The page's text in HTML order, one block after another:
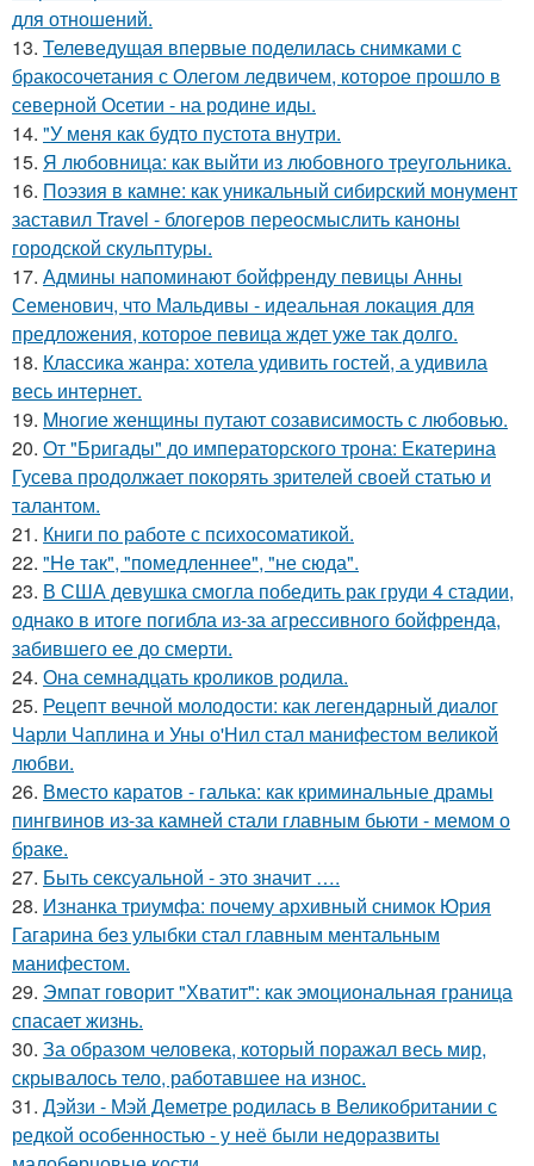
для отношений.
13. Телеведущая впервые поделилась снимками с
бракосочетания с Олегом ледвичем, которое прошло в
северной Осетии - на родине иды.
14. "У меня как будто пустота внутри.
15. Я любовница: как выйти из любовного треугольника.
16. Поэзия в камне: как уникальный сибирский монумент
заставил Travel - блогеров переосмыслить каноны
городской скульптуры.
17. Админы напоминают бойфренду певицы Анны
Семенович, что Мальдивы - идеальная локация для
предложения, которое певица ждет уже так долго.
18. Классика жанра: хотела удивить гостей, а удивила
весь интернет.
19. Mнoгие женщины путают созависимость с любовью.
20. От "Бригады" до императорского трона: Екатерина
Гусева продолжает покорять зрителей своей статью и
талантом.
21. Книги по работе с психосоматикой.
22. "He так", "помедленнее", "не сюда".
23. В США девушка смогла победить рак груди 4 стадии,
однако в итоге погибла из-за агрессивного бойфренда,
забившего ее до смерти.
24. Она семнадцать кроликов родила.
25. Рецепт вечной молодости: как легендарный диалог
Чарли Чаплина и Уны о'Нил стал манифестом великой
любви.
26. Вместо каратов - галька: как криминальные драмы
пингвинов из-за камней стали главным бьюти - мемом о
браке.
27. Быть сексуальной - это значит ….
28. Изнанка триумфа: почему архивный снимок Юрия
Гагарина без улыбки стал главным ментальным
манифестом.
29. Эмпат говорит "Хватит": как эмоциональная граница
спасает жизнь.
30. За образом человека, который поражал весь мир,
скрывалось тело, работавшее на износ.
31. Дэйзи - Мэй Деметре родилась в Великобритании с
редкой особенностью - у неё были недоразвиты